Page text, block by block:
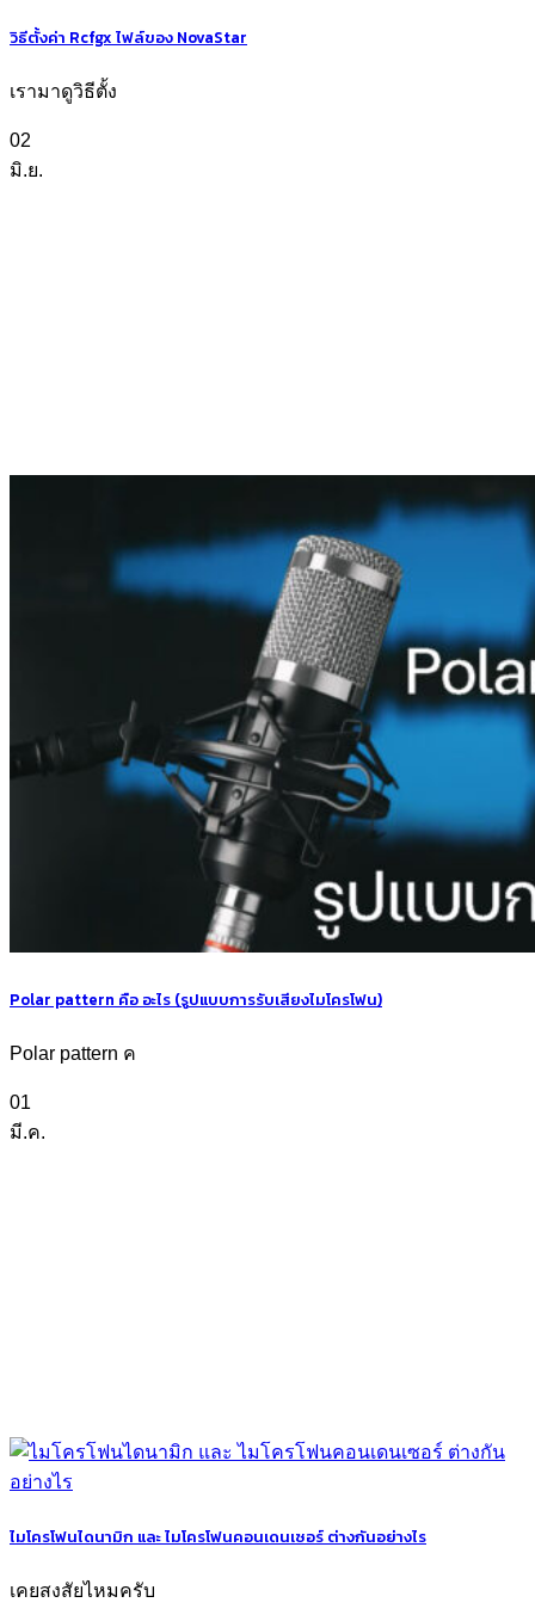
วิธีตั้งค่า Rcfgx ไฟล์ของ NovaStar
เรามาดูวิธีตั้ง
02
มิ.ย.
Polar pattern คือ อะไร (รูปแบบการรับเสียงไมโครโฟน)
Polar pattern ค
01
มี.ค.
ไมโครโฟนไดนามิก และ ไมโครโฟนคอนเดนเซอร์ ต่างกันอย่างไร
เคยสงสัยไหมครับ